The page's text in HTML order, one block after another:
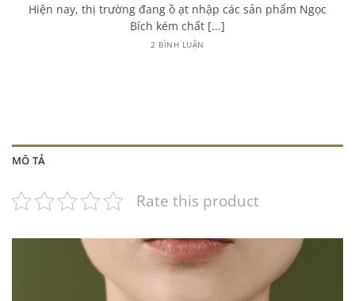
Hiện nay, thị trường đang ồ ạt nhập các sản phẩm Ngọc
Bích kém chất [...]
2 BÌNH LUẬN
MÔ TẢ
Rate this product